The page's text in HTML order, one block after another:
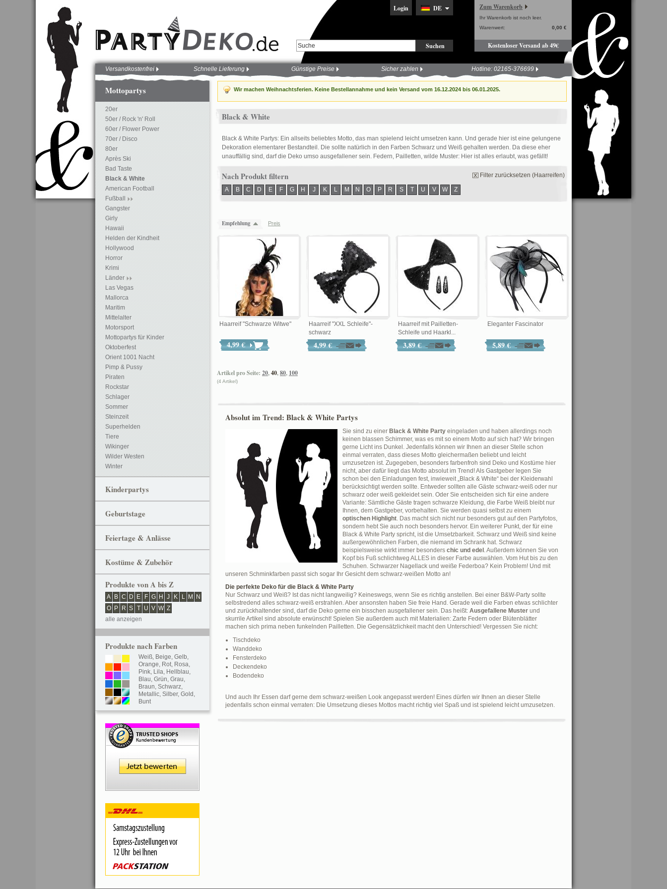
Suchen
Login DE Zum Warenkorb
Ihr Warenkorb ist noch leer.
Warenwert:
0,00 €
Kostenloser Versand ab 49€
Versandkostenfrei Schnelle Lieferung Günstige Preise Sicher zahlen Hotline: 02165-376699
Wir machen Weihnachtsferien. Keine Bestellannahme und kein Versand vom 16.12.2024 bis 06.01.2025.
Black & White
Black & White Partys: Ein allseits beliebtes Motto, das man spielend leicht umsetzen kann. Und gerade hier ist eine gelungene
Dekoration elementarer Bestandteil. Die sollte natürlich in den Farben Schwarz und Weiß gehalten werden. Da diese eher
unauffällig sind, darf die Deko umso ausgefallener sein. Federn, Pailletten, wilde Muster: Hier ist alles erlaubt, was gefällt!
Nach Produkt filtern
A B C D E F G H J K L M N O P R S T U V W Z
Filter zurücksetzen (Haarreifen)
Empfehlung Preis
Haarreif "Schwarze Witwe"
4,99 €
Haarreif "XXL Schleife"-
schwarz
4,99 €
Haarreif mit Pailletten-
Schleife und Haarkl...
3,89 €
Eleganter Fascinator
5,89 €
Artikel pro Seite: 20,40,80, 100
(4 Artikel)
Absolut im Trend: Black & White Partys
Sie sind zu einer Black & White Party eingeladen und haben allerdings noch
keinen blassen Schimmer, was es mit so einem Motto auf sich hat? Wir bringen
gerne Licht ins Dunkel. Jedenfalls können wir Ihnen an dieser Stelle schon
einmal verraten, dass dieses Motto gleichermaßen beliebt und leicht
umzusetzen ist. Zugegeben, besonders farbenfroh sind Deko und Kostüme hier
nicht, aber dafür liegt das Motto absolut im Trend! Als Gastgeber legen Sie
schon bei den Einladungen fest, inwieweit „Black & White“ bei der Kleiderwahl
berücksichtigt werden sollte. Entweder sollten alle Gäste schwarz-weiß oder nur
schwarz oder weiß gekleidet sein. Oder Sie entscheiden sich für eine andere
Variante: Sämtliche Gäste tragen schwarze Kleidung, die Farbe Weiß bleibt nur
Ihnen, dem Gastgeber, vorbehalten. Sie werden quasi selbst zu einem
optischen Highlight. Das macht sich nicht nur besonders gut auf den Partyfotos,
sondern hebt Sie auch noch besonders hervor. Ein weiterer Punkt, der für eine
Black & White Party spricht, ist die Umsetzbarkeit. Schwarz und Weiß sind keine
außergewöhnlichen Farben, die niemand im Schrank hat. Schwarz
beispielsweise wirkt immer besonders chic und edel . Außerdem können Sie von
Kopf bis Fuß schlichtweg ALLES in dieser Farbe auswählen. Vom Hut bis zu den
Schuhen. Schwarzer Nagellack und weiße Federboa? Kein Problem! Und mit
unseren Schminkfarben passt sich sogar Ihr Gesicht dem schwarz-weißen Motto an!
Die perfekte Deko für die Black & White Party
Nur Schwarz und Weiß? Ist das nicht langweilig? Keineswegs, wenn Sie es richtig anstellen. Bei einer B&W-Party sollte
selbstredend alles schwarz-weiß erstrahlen. Aber ansonsten haben Sie freie Hand. Gerade weil die Farben etwas schlichter
und zurückhaltender sind, darf die Deko gerne ein bisschen ausgefallener sein. Das heißt: Ausgefallene Muster und
skurrile Artikel sind absolute erwünscht! Spielen Sie außerdem auch mit Materialien: Zarte Federn oder Blütenblätter
machen sich prima neben funkelnden Pailletten. Die Gegensätzlichkeit macht den Unterschied! Vergessen Sie nicht:
Tischdeko
Wanddeko
Fensterdeko
Deckendeko
Bodendeko
Und auch Ihr Essen darf gerne dem schwarz-weißen Look angepasst werden! Eines dürfen wir Ihnen an dieser Stelle
jedenfalls schon einmal verraten: Die Umsetzung dieses Mottos macht richtig viel Spaß und ist spielend leicht umzusetzen.
Mottopartys
20er
50er / Rock 'n' Roll
60er / Flower Power
70er / Disco
80er
Après Ski
Bad Taste
Black & White
American Football
Fußball
Gangster
Girly
Hawaii
Helden der Kindheit
Hollywood
Horror
Krimi
Länder
Las Vegas
Mallorca
Maritim
Mittelalter
Motorsport
Mottopartys für Kinder
Oktoberfest
Orient 1001 Nacht
Pimp & Pussy
Piraten
Rockstar
Schlager
Sommer
Steinzeit
Superhelden
Tiere
Wikinger
Wilder Westen
Winter
Kinderpartys
Geburtstage
Feiertage & Anlässe
Kostüme & Zubehör
Produkte von A bis Z
A B C D E F G H J K L M
N
O
P R S T U V W Z
alle anzeigen
Produkte nach Farben
Weiß, Beige, Gelb,
Orange, Rot, Rosa,
Pink, Lila, Hellblau,
Blau, Grün, Grau,
Braun, Schwarz,
Metallic, Silber, Gold ,
Bunt